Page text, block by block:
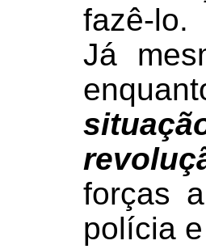
fazê-lo.
Já
forças
polícia